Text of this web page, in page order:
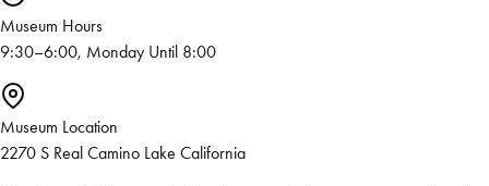
Museum Hours
9:30–6:00, Monday Until 8:00
Museum Location
2270 S Real Camino Lake California